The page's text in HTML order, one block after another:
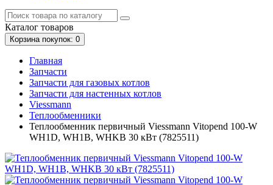
Каталог товаров
Корзинапокупок: 0
Главная
Запчасти
Запчасти для газовых котлов
Запчасти для настенных котлов
Viessmann
Теплообменники
Теплообменник первичный Viessmann Vitopend 100-W
WH1D, WH1B, WHKB 30 кВт (7825511)